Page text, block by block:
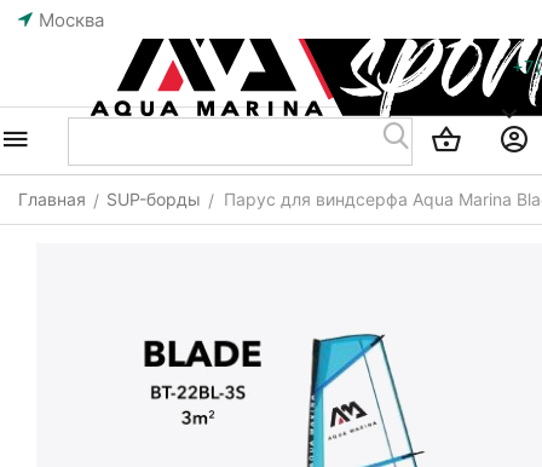
Москва
Главная / SUP-борды / Парус для виндсерфа Aqua Marina